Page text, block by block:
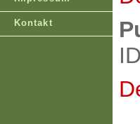
Kontakt